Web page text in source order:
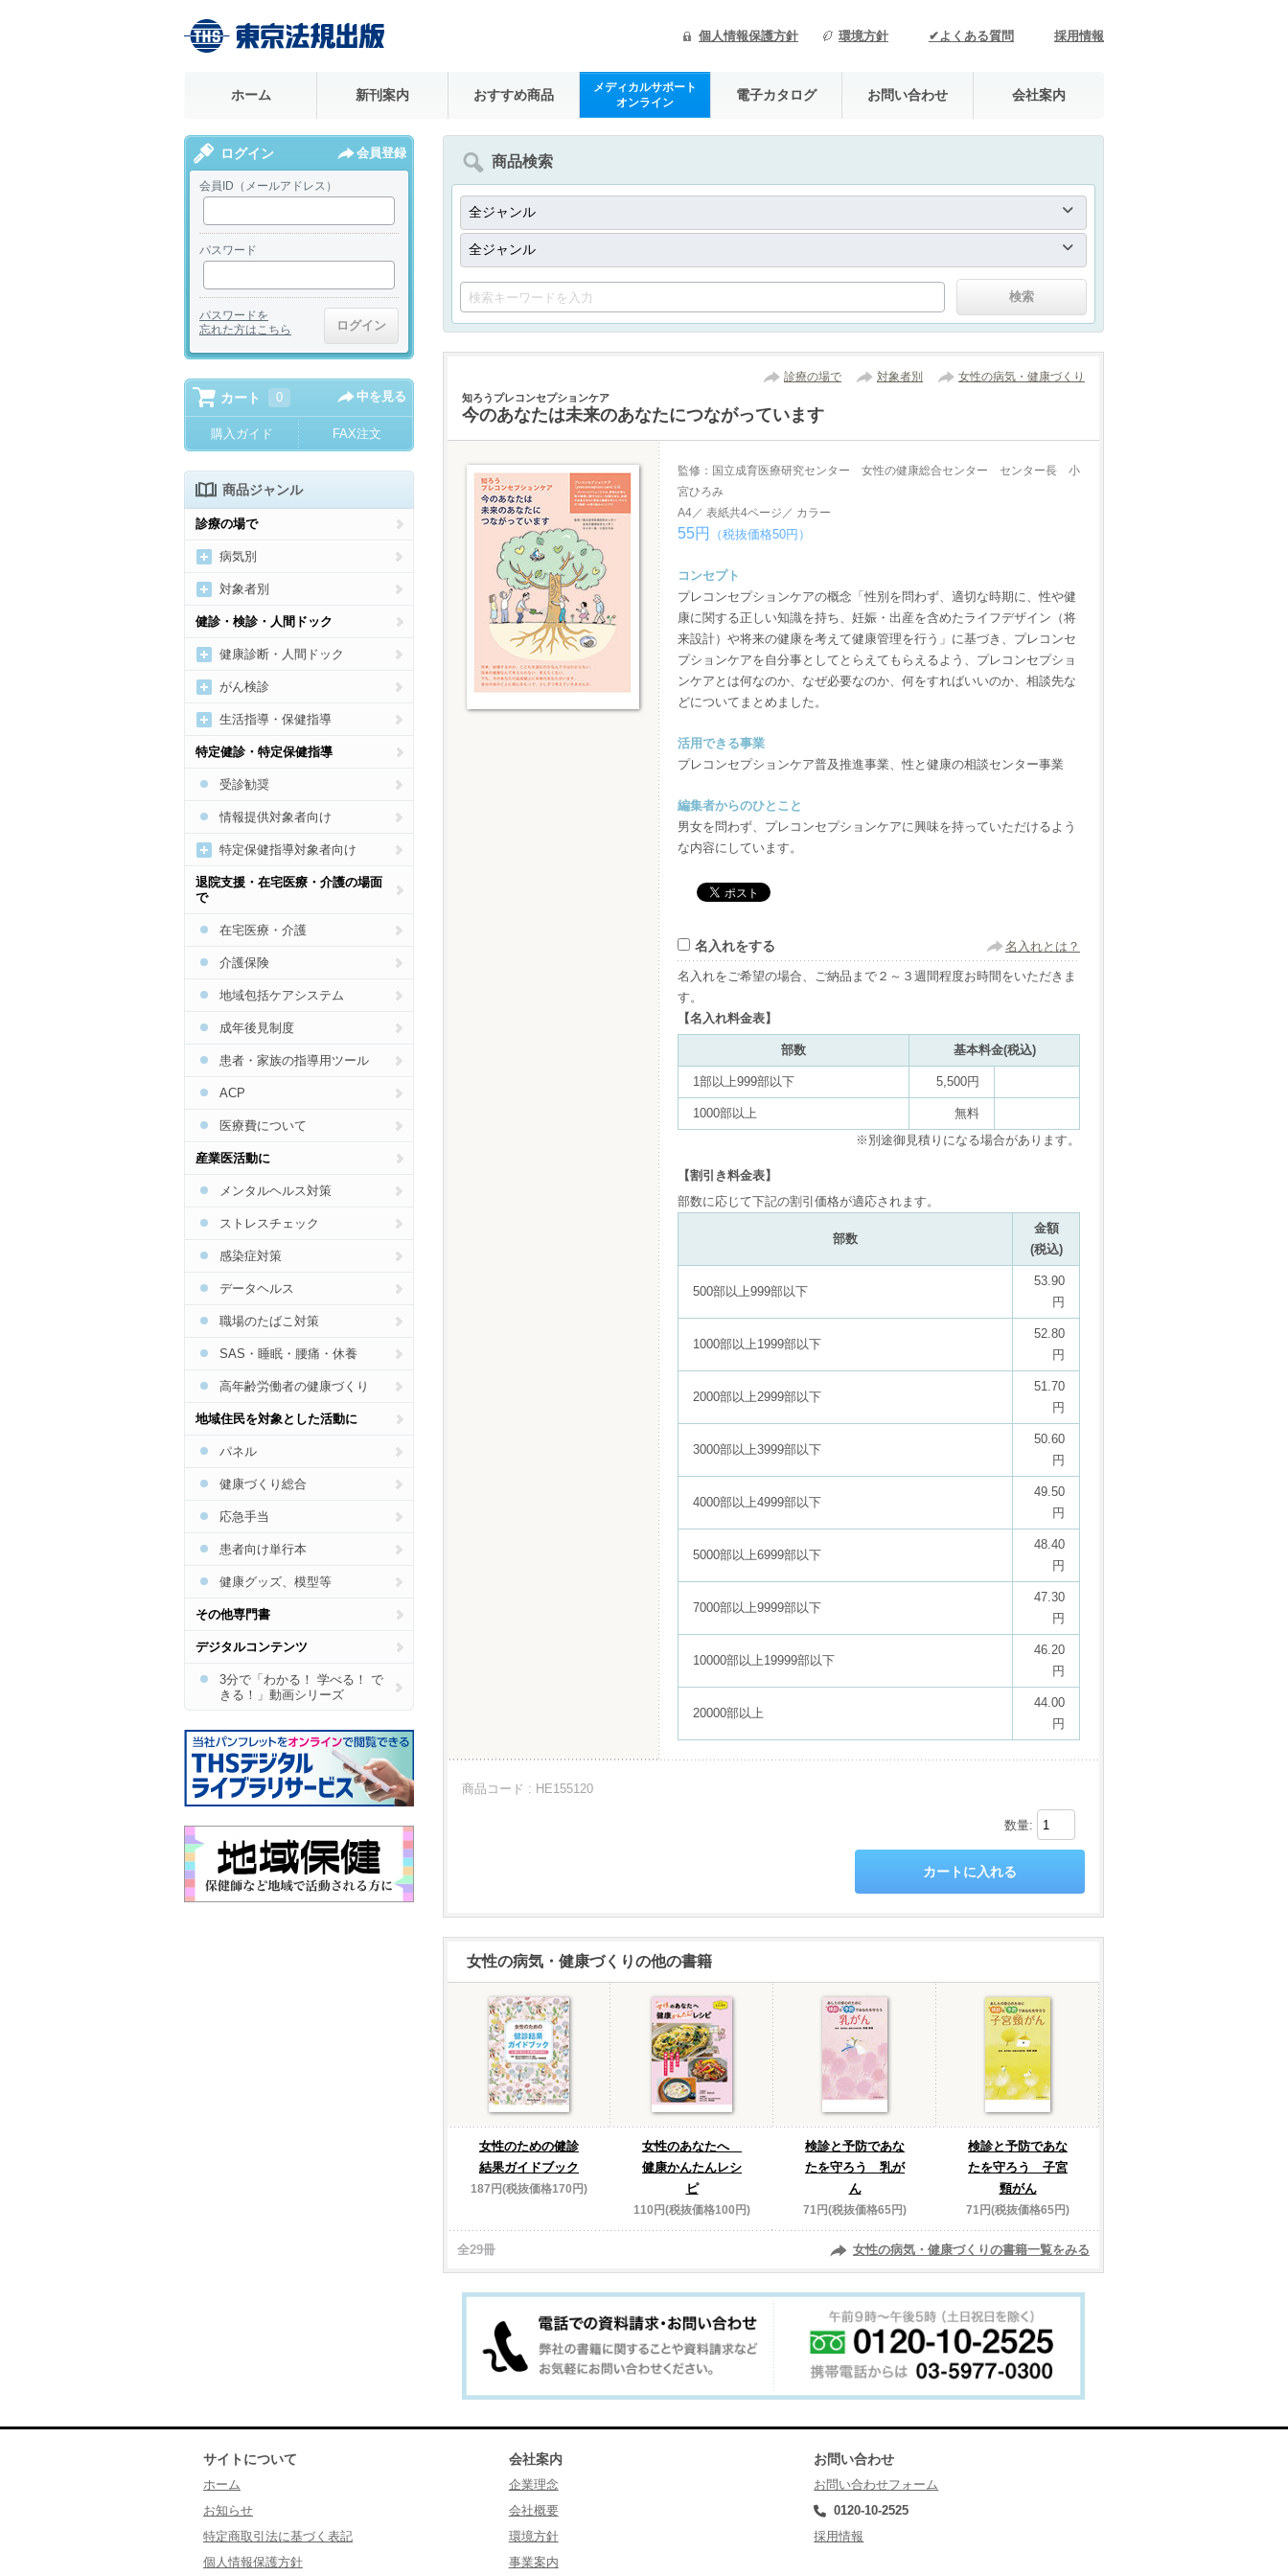
個人情報保護方針 環境方針 ✔よくある質問 採用情報
ホーム 新刊案内 おすすめ商品
メディカルサポート
オンライン
電子カタログ お問い合わせ 会社案内
商品検索
診療の場で 対象者別 女性の病気・健康づくり
知ろうプレコンセプションケア
今のあなたは未来のあなたにつながっています
監修：国立成育医療研究センター 女性の健康総合センター センター長 小
宮ひろみ
A4／ 表紙共4ページ／ カラー
55円 （税抜価格50円）
コンセプト
プレコンセプションケアの概念「性別を問わず、適切な時期に、性や健
康に関する正しい知識を持ち、妊娠・出産を含めたライフデザイン（将
来設計）や将来の健康を考えて健康管理を行う」に基づき、プレコンセ
プションケアを自分事としてとらえてもらえるよう、プレコンセプショ
ンケアとは何なのか、なぜ必要なのか、何をすればいいのか、相談先な
どについてまとめました。
活用できる事業
プレコンセプションケア普及推進事業、性と健康の相談センター事業
編集者からのひとこと
男女を問わず、プレコンセプションケアに興味を持っていただけるよう
な内容にしています。
名入れをする 名入れとは？
名入れをご希望の場合、ご納品まで２～３週間程度お時間をいただきま
す。
【名入れ料金表】
部数 基本料金(税込)
1部以上999部以下 5,500円
1000部以上
無料
※別途御見積りになる場合があります。
【割引き料金表】
部数に応じて下記の割引価格が適応されます。
部数
金額
(税込)
500部以上999部以下
53.90
円
1000部以上1999部以下
52.80
円
2000部以上2999部以下
51.70
円
3000部以上3999部以下
50.60
円
4000部以上4999部以下
49.50
円
5000部以上6999部以下
48.40
円
7000部以上9999部以下
47.30
円
10000部以上19999部以下
46.20
円
20000部以上
44.00
円
商品コード : HE155120
数量:
女性の病気・健康づくりの他の書籍
女性のための健診
結果ガイドブック
187円(税抜価格170円)
女性のあなたへ
健康かんたんレシ
ピ
110円(税抜価格100円)
検診と予防であな
たを守ろう 乳が
ん
71円(税抜価格65円)
検診と予防であな
たを守ろう 子宮
頸がん
71円(税抜価格65円)
全29冊 女性の病気・健康づくりの書籍一覧をみる
ログイン 会員登録
会員ID（メールアドレス）
パスワード
パスワードを
忘れた方はこちら
カート 0 中を見る
購入ガイド FAX注文
商品ジャンル
診療の場で
病気別
新型コロナウイルス感染症
高血圧
糖尿病
脂質異常症
痛風・高尿酸血症
肥満
メタボリックシンドローム
貧血
心臓病
脳卒中
COPD
骨粗しょう症
花粉症・アレルギー
肝炎・肝臓病
インフルエンザ
食中毒
梅毒
HIV・エイズ・STI
麻しん・風しん
ジカウイルス・デング熱
認知症
フレイル・低栄養
熱中症
がん
対象者別
女性の病気・健康づくり
妊産婦向け
乳幼児向け
子どもの病気・健康づくり
高齢者の健康づくり
歯科
健診・検診・人間ドック
健康診断・人間ドック
健診・人間ドック受診勧奨
健診・人間ドックの結果通
がん検診
がん総合
がん検診の受診勧奨、結果説
生活指導・保健指導
運動
食事
禁煙
アルコール
生活習慣病予防総合
特定健診・特定保健指導
受診勧奨
情報提供対象者向け
特定保健指導対象者向け
特定健診・特定保健指導総合
食事
禁煙
アルコール
退院支援・在宅医療・介護の場面
で
在宅医療・介護
介護保険
地域包括ケアシステム
成年後見制度
患者・家族の指導用ツール
ACP
医療費について
産業医活動に
メンタルヘルス対策
ストレスチェック
感染症対策
データヘルス
職場のたばこ対策
SAS・睡眠・腰痛・休養
高年齢労働者の健康づくり
地域住民を対象とした活動に
パネル
健康づくり総合
応急手当
患者向け単行本
健康グッズ、模型等
その他専門書
デジタルコンテンツ
3分で「わかる！ 学べる！ で
きる！」動画シリーズ
サイトについて
ホーム
お知らせ
特定商取引法に基づく表記
個人情報保護方針
会社案内
企業理念
会社概要
環境方針
事業案内
お問い合わせ
お問い合わせフォーム
0120-10-2525
採用情報